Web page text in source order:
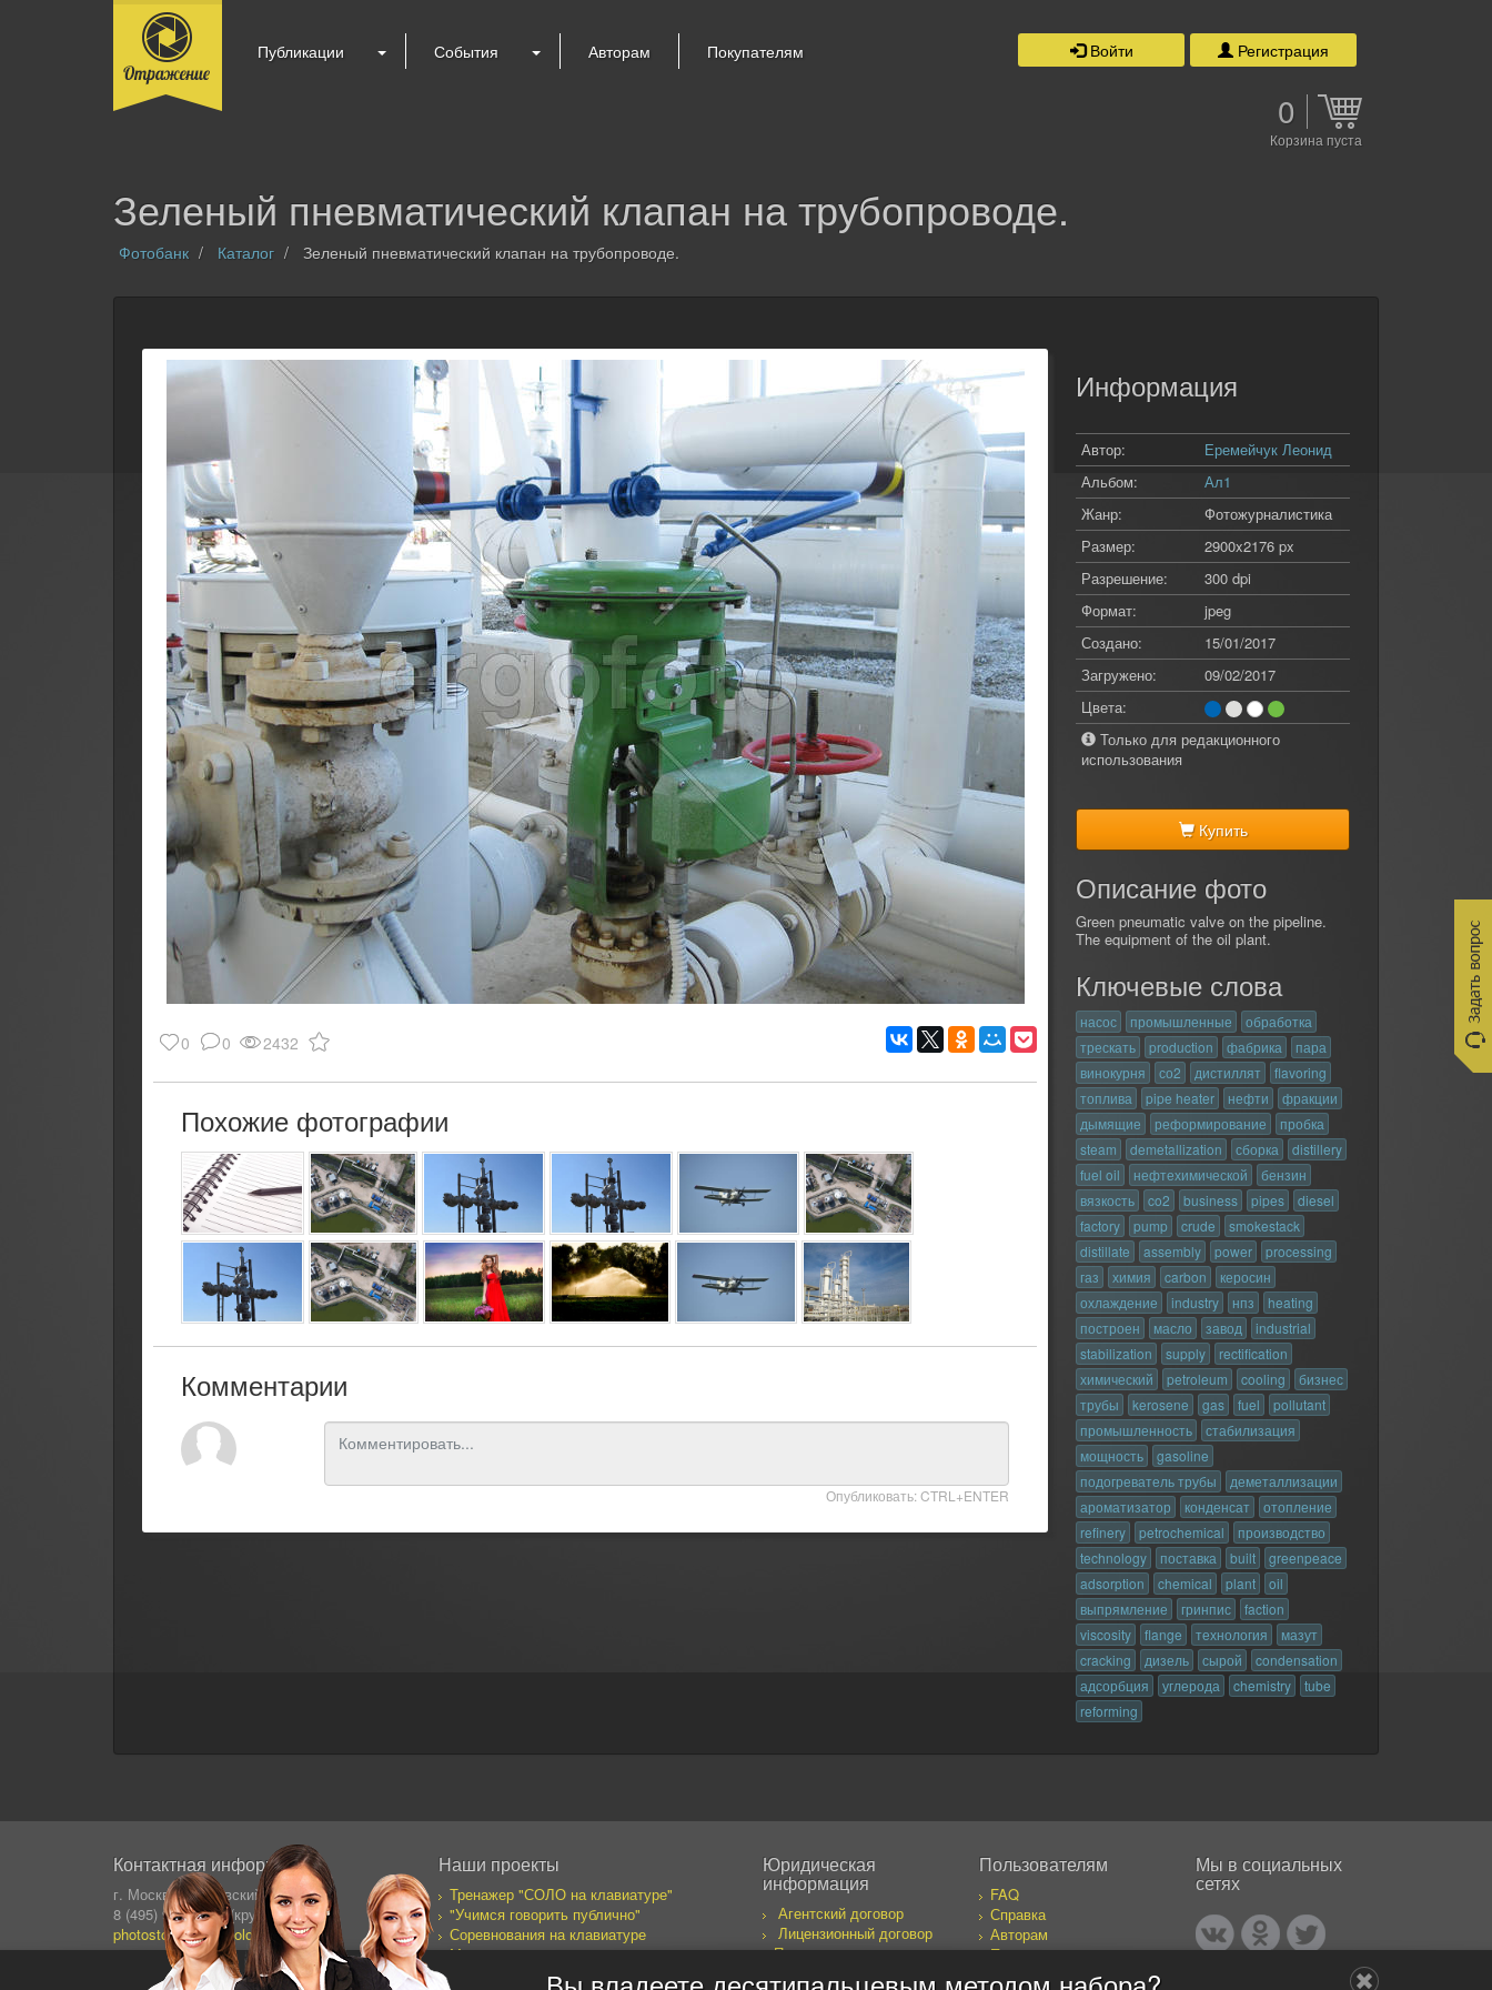
Публикации События Авторам Покупателям Войти Регистрация
0
Корзина пуста
Зеленый пневматический клапан на трубопроводе.
Фотобанк Каталог Зеленый пневматический клапан на трубопроводе.
0 0 2432
Похожие фотографии
Комментарии
Опубликовать: CTRL+ENTER
Информация
Автор:
Еремейчук Леонид
Альбом:
Ал1
Жанр:
Фотожурналистика
Размер:
2900x2176 px
Разрешение:
300 dpi
Формат:
jpeg
Создано:
15/01/2017
Загружено:
09/02/2017
Цвета:
Только для редакционного
использования
Купить
Описание фото
Green pneumatic valve on the pipeline.
The equipment of the oil plant.
Ключевые слова
насос промышленные
обработка
трескать
production фабрика
пара
винокурня
со2 дистиллят
flavoring
топлива
pipe heater нефти
фракции
дымящие
реформирование
пробка
steam
demetallization сборка
distillery
fuel oil
нефтехимической
бензин
вязкость
co2 business pipes
diesel
factory
pump crude
smokestack
distillate
assembly power
processing
газ
химия carbon
керосин
охлаждение
industry нпз
heating
построен
масло завод
industrial
stabilization
supply
rectification
химический
petroleum cooling
бизнес
трубы
kerosene gas fuel
pollutant
промышленность
стабилизация
мощность
gasoline
подогреватель трубы
деметаллизации
ароматизатор
конденсат
отопление
refinery
petrochemical
производство
technology
поставка built
greenpeace
adsorption
chemical plant
oil
выпрямление
гринпис
faction
viscosity
flange технология
мазут
cracking
дизель сырой
condensation
адсорбция
углерода chemistry
tube
reforming
Контактная информация
г. Москва, Сущевский Вал 64
8 (495) 995-82-95 (кругл.)
photostock@ergosolo.ru
Наши проекты
Тренажер "СОЛО на клавиатуре"
"Учимся говорить публично"
Соревнования на клавиатуре
Моя собака желает познакомиться
Дневник предпринимателя
Юридическая
информация
Агентский договор
Лицензионный договор
Правила пользования
Пользователям
FAQ
Справка
Авторам
Покупателям
Мы в социальных
сетях